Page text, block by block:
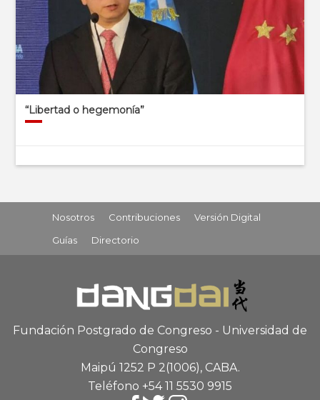
“Libertad o hegemonía”
Nosotros Contribuciones
Versión Digital
Guías
Directorio
Fundación Postgrado de Congreso - Universidad de
Congreso
Maipú 1252 P 2(1006), CABA.
Teléfono +54 11 5530 9915